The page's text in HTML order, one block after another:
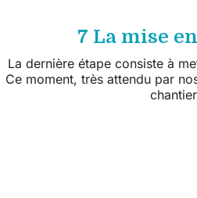
7 La mise
La dernière étape consiste à
Ce moment, très attendu par